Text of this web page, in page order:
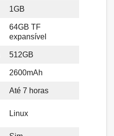
1GB
64GB TF
expansível
512GB
2600mAh
Até 7 horas
Linux